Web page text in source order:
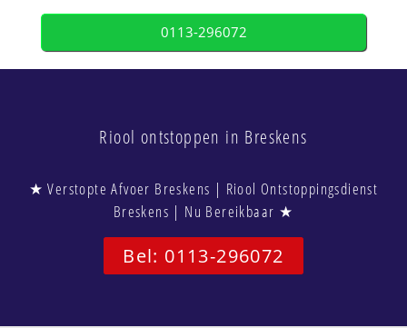
0113-296072
Riool ontstoppen in Breskens
★ Verstopte Afvoer Breskens | Riool Ontstoppingsdienst
Breskens | Nu Bereikbaar ★
Bel: 0113-296072